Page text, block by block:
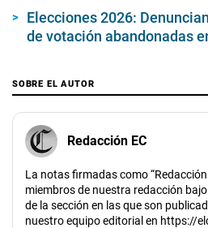
Elecciones 2026:
de votación abandonadas
SOBRE EL AUTOR
Redacción EC
La notas firmadas como
miembros de nuestra redacción
de la sección en las que son
nuestro equipo editorial en https://